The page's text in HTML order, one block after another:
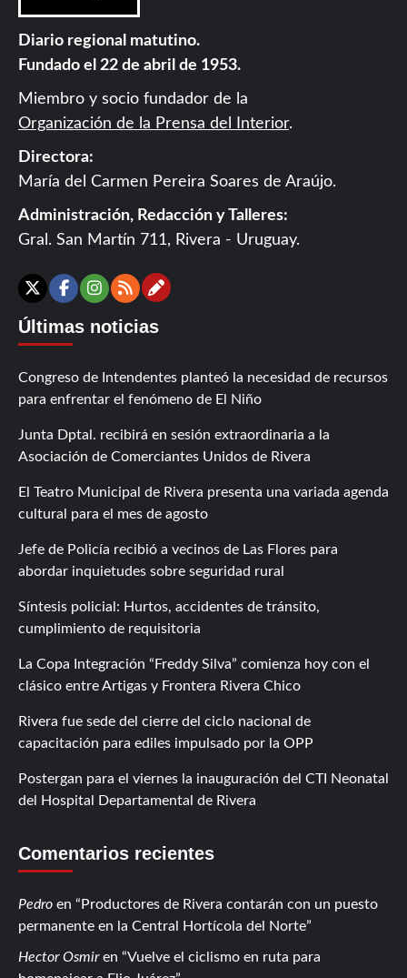
Diario regional matutino.
Fundado el 22 de abril de 1953.
Miembro y socio fundador de la
Organización de la Prensa del Interior.
Directora:
María del Carmen Pereira Soares de Araújo.
Administración, Redacción y Talleres:
Gral. San Martín 711, Rivera - Uruguay.
X Facebook
Instagram
RSSContáctanos
Últimas noticias
Congreso de Intendentes planteó la necesidad de recursos
para enfrentar el fenómeno de El Niño
Junta Dptal. recibirá en sesión extraordinaria a la
Asociación de Comerciantes Unidos de Rivera
El Teatro Municipal de Rivera presenta una variada agenda
cultural para el mes de agosto
Jefe de Policía recibió a vecinos de Las Flores para
abordar inquietudes sobre seguridad rural
Síntesis policial: Hurtos, accidentes de tránsito,
cumplimiento de requisitoria
La Copa Integración “Freddy Silva” comienza hoy con el
clásico entre Artigas y Frontera Rivera Chico
Rivera fue sede del cierre del ciclo nacional de
capacitación para ediles impulsado por la OPP
Postergan para el viernes la inauguración del CTI Neonatal
del Hospital Departamental de Rivera
Comentarios recientes
Pedro en
Productores de Rivera contarán con un puesto
permanente en la Central Hortícola del Norte
Hector Osmiren
Vuelve el ciclismo en ruta para